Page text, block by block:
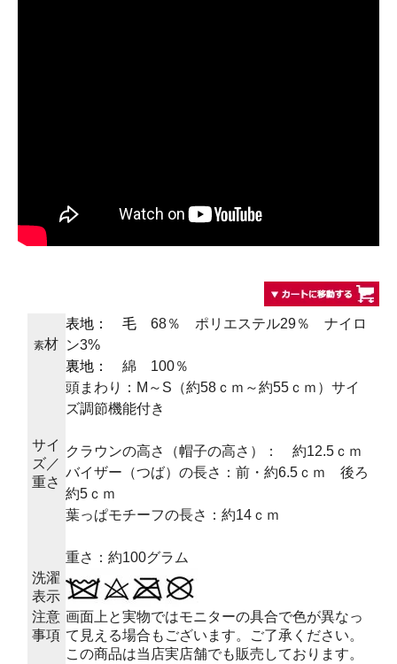
素材
表地： 毛68％ ポリエステル29％ ナイロ
ン3%
裏地： 綿 100％
サイ
ズ／
重さ
頭まわり：M～S（約58ｃｍ～約55ｃｍ）サイ
ズ調節機能付き
クラウンの高さ（帽子の高さ）： 約12.5ｃｍ
バイザー（つば）の長さ：前・約6.5ｃｍ 後ろ
約5ｃｍ
葉っぱモチーフの長さ：約14ｃｍ
重さ：約100グラム
洗濯
表示
注意
事項
画面上と実物ではモニターの具合で色が異なっ
て見える場合もございます。ご了承ください。
この商品は当店実店舗でも販売しております。